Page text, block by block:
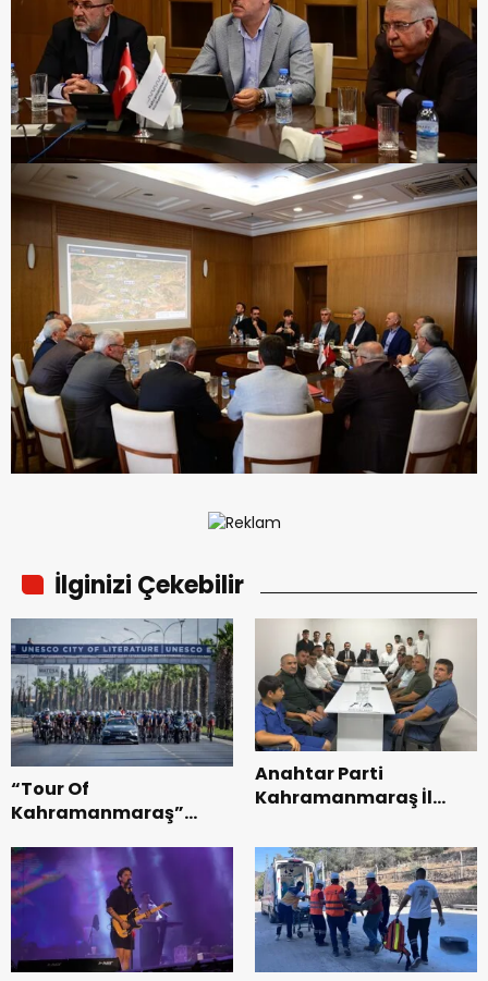
İlginizi Çekebilir
“Tour Of
Kahramanmaraş”
Bisikleti Turnuvası
Tamamlandı.
Anahtar Parti
Kahramanmaraş İl
Teşkilatı ile buluştu.